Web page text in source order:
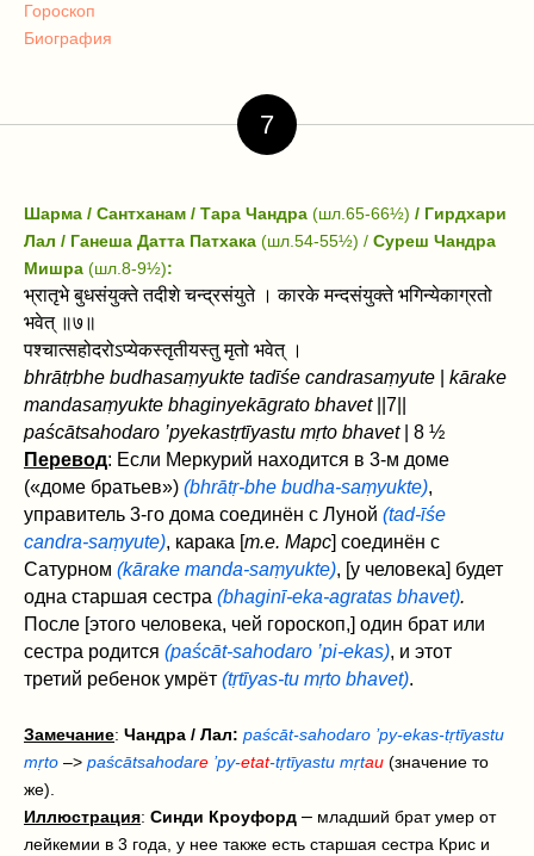
Гороскоп
Биография
7
Шарма / Сантханам / Тара Чандра (шл.65-66½) / Гирдхари
Лал / Ганеша Датта Патхака (шл.54-55½) / Суреш Чандра
Мишра (шл.8-9½):
भ्रातृभे बुधसंयुक्ते तदीशे चन्द्रसंयुते । कारके मन्दसंयुक्ते भगिन्येकाग्रतो
भवेत्‌ ॥७॥
पश्चात्सहोदरोऽप्येकस्तृतीयस्तु मृतो भवेत्‌ ।
bhrātṛbhe budhasaṃyukte tadīśe candrasaṃyute
kārake
mandasaṃyukte bhaginyekāgrato bhavet‌||7||
paścāt‌sahodaro ’pyekastṛtīyastu mṛto bhavet ‌
| 8 ½
Перевод: Если Меркурий находится в 3-м доме
(«доме братьев») (bhrātṛ-bhe budha-saṃyukte),
управитель 3-го дома соединён с Луной (tad-īśe
candra-saṃyute), карака [т.е. Марс] соединён с
Сатурном (kārake manda-saṃyukte), [у человека] будет
одна старшая сестра (bhaginī-eka-agratas bhavet).
После [этого человека, чей гороскоп,] один брат или
сестра родится (paścāt‌-sahodaro ’pi-ekas), и этот
третий ребенок умрёт (tṛtīyas-tu mṛto bhavet).
Замечание: Чандра / Лал: paścāt-sahodaro ’py-ekas-tṛtīyastu
mṛto –> paścātsahodare ’py-etat-tṛtīyastu mṛtau (значение то
же).
Иллюстрация: Синди Кроуфорд – младший брат умер от
лейкемии в 3 года, у нее также есть старшая сестра Крис и